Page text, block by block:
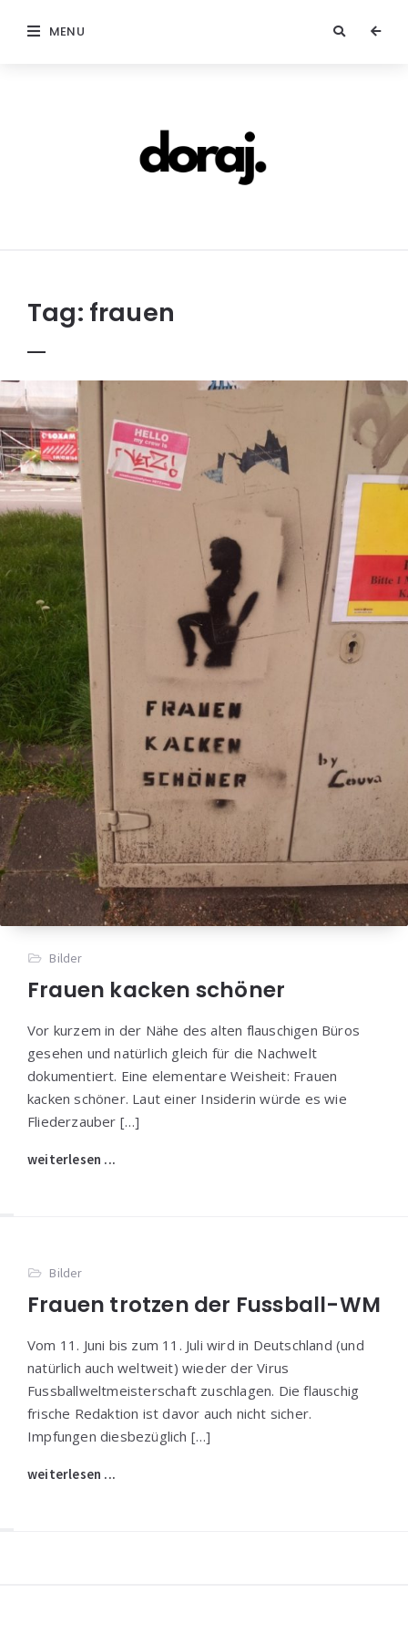
MENU
Tag: frauen
Bilder
Frauen kacken schöner
Vor kurzem in der Nähe des alten flauschigen Büros
gesehen und natürlich gleich für die Nachwelt
dokumentiert. Eine elementare Weisheit: Frauen
kacken schöner. Laut einer Insiderin würde es wie
Fliederzauber […]
weiterlesen ...
Bilder
Frauen trotzen der Fussball-WM
Vom 11. Juni bis zum 11. Juli wird in Deutschland (und
natürlich auch weltweit) wieder der Virus
Fussballweltmeisterschaft zuschlagen. Die flauschig
frische Redaktion ist davor auch nicht sicher.
Impfungen diesbezüglich […]
weiterlesen ...